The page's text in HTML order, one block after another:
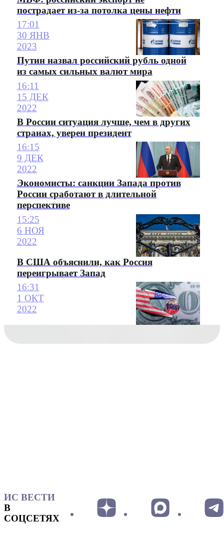
пострадает из-за потолка цены нефти
17:01
30 ЯНВ
2023
Путин назвал российский рубль одной
из самых сильных валют мира
16:11
15 ДЕК
2022
В России ситуация лучше, чем в других
странах, уверен президент
16:15
9 ДЕК
2022
Экономисты: санкции Запада против
России сработают в длительной
перспективе
15:25
6 НОЯ
2022
В США объяснили, как Россия
переигрывает Запад
16:31
1 ОКТ
2022
ИС ВЕСТИ
В
СОЦСЕТЯХ